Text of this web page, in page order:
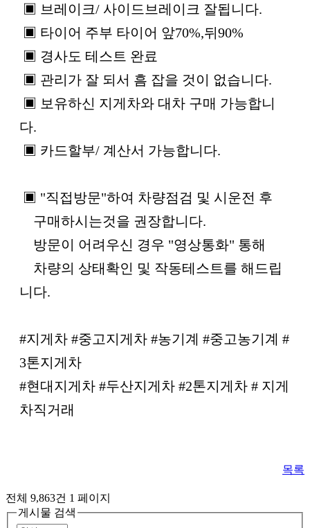
▣ 브레이크/ 사이드브레이크 잘됩니다.
▣ 타이어 주부 타이어 앞70%,뒤90%
▣ 경사도 테스트 완료
▣ 관리가 잘 되서 흠 잡을 것이 없습니다.
▣ 보유하신 지게차와 대차 구매 가능합니
다.
▣ 카드할부/ 계산서 가능합니다.
▣ "직접방문"하여 차량점검 및 시운전 후
구매하시는것을 권장합니다.
방문이 어려우신 경우 "영상통화" 통해
차량의 상태확인 및 작동테스트를 해드립
니다.
#지게차 #중고지게차 #농기계 #중고농기계 #
3톤지게차
#현대지게차 #두산지게차 #2톤지게차 # 지게
차직거래
목록
전체 9,863건 1 페이지
게시물 검색